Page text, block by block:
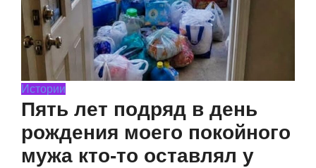
Истории
Пять лет подряд в день
рождения моего покойного
мужа кто-то оставлял у